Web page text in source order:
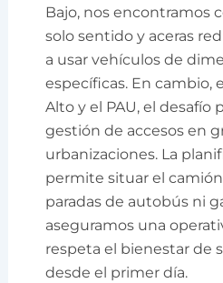
Bajo, nos encontramos
solo sentido y aceras
a usar vehículos de
específicas. En cambio,
Alto y el PAU, el desafío
gestión de accesos en
urbanizaciones. La
permite situar el
paradas de autobús ni
aseguramos una
respeta el bienestar de
desde el primer día.